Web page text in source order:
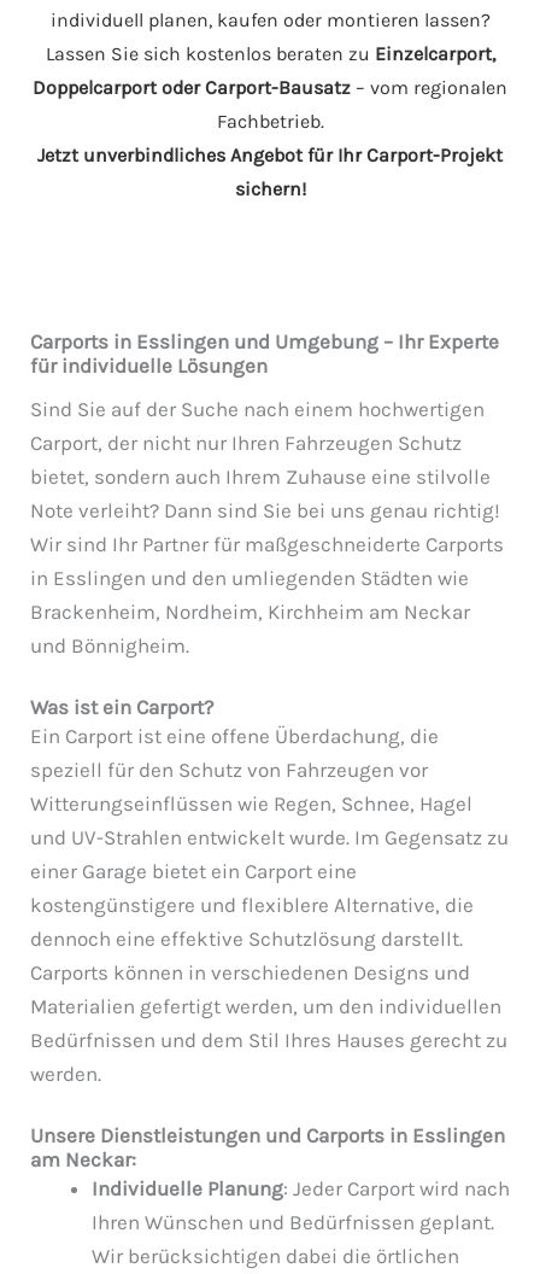
individuell planen, kaufen oder montieren lassen?
Lassen Sie sich kostenlos beraten zu Einzelcarport,
Doppelcarport oder Carport-Bausatz – vom regionalen
Fachbetrieb.
Jetzt unverbindliches Angebot für Ihr Carport-Projekt
sichern!
Carports in Esslingen und Umgebung – Ihr Experte
für individuelle Lösungen
Sind Sie auf der Suche nach einem hochwertigen
Carport, der nicht nur Ihren Fahrzeugen Schutz
bietet, sondern auch Ihrem Zuhause eine stilvolle
Note verleiht? Dann sind Sie bei uns genau richtig!
Wir sind Ihr Partner für maßgeschneiderte Carports
in Esslingen und den umliegenden Städten wie
Brackenheim, Nordheim, Kirchheim am Neckar
und Bönnigheim.
Was ist ein Carport?
Ein Carport ist eine offene Überdachung, die
speziell für den Schutz von Fahrzeugen vor
Witterungseinflüssen wie Regen, Schnee, Hagel
und UV-Strahlen entwickelt wurde. Im Gegensatz zu
einer Garage bietet ein Carport eine
kostengünstigere und flexiblere Alternative, die
dennoch eine effektive Schutzlösung darstellt.
Carports können in verschiedenen Designs und
Materialien gefertigt werden, um den individuellen
Bedürfnissen und dem Stil Ihres Hauses gerecht zu
werden.
Unsere Dienstleistungen und Carports in Esslingen
am Neckar:
Individuelle Planung: Jeder Carport wird nach
Ihren Wünschen und Bedürfnissen geplant.
Wir berücksichtigen dabei die örtlichen